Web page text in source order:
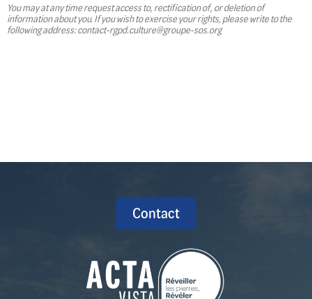
You may at any time request access to, rectification of, or deletion of
information about you. If you wish to exercise your rights, please write to the
following address: contact-rgpd.culture@groupe-sos.org
Contact